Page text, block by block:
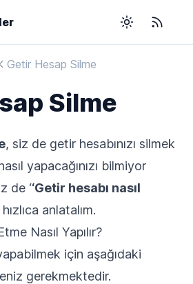
Toggle theme
RSS
Getir Hesap Silme
Silme
, siz de getir hesabınızı silmek
yapacağınızı bilmiyor
de ‘‘Getir hesabı nasıl
anlatalım.
Nasıl Yapılır?
için aşağıdaki
gerekmektedir.